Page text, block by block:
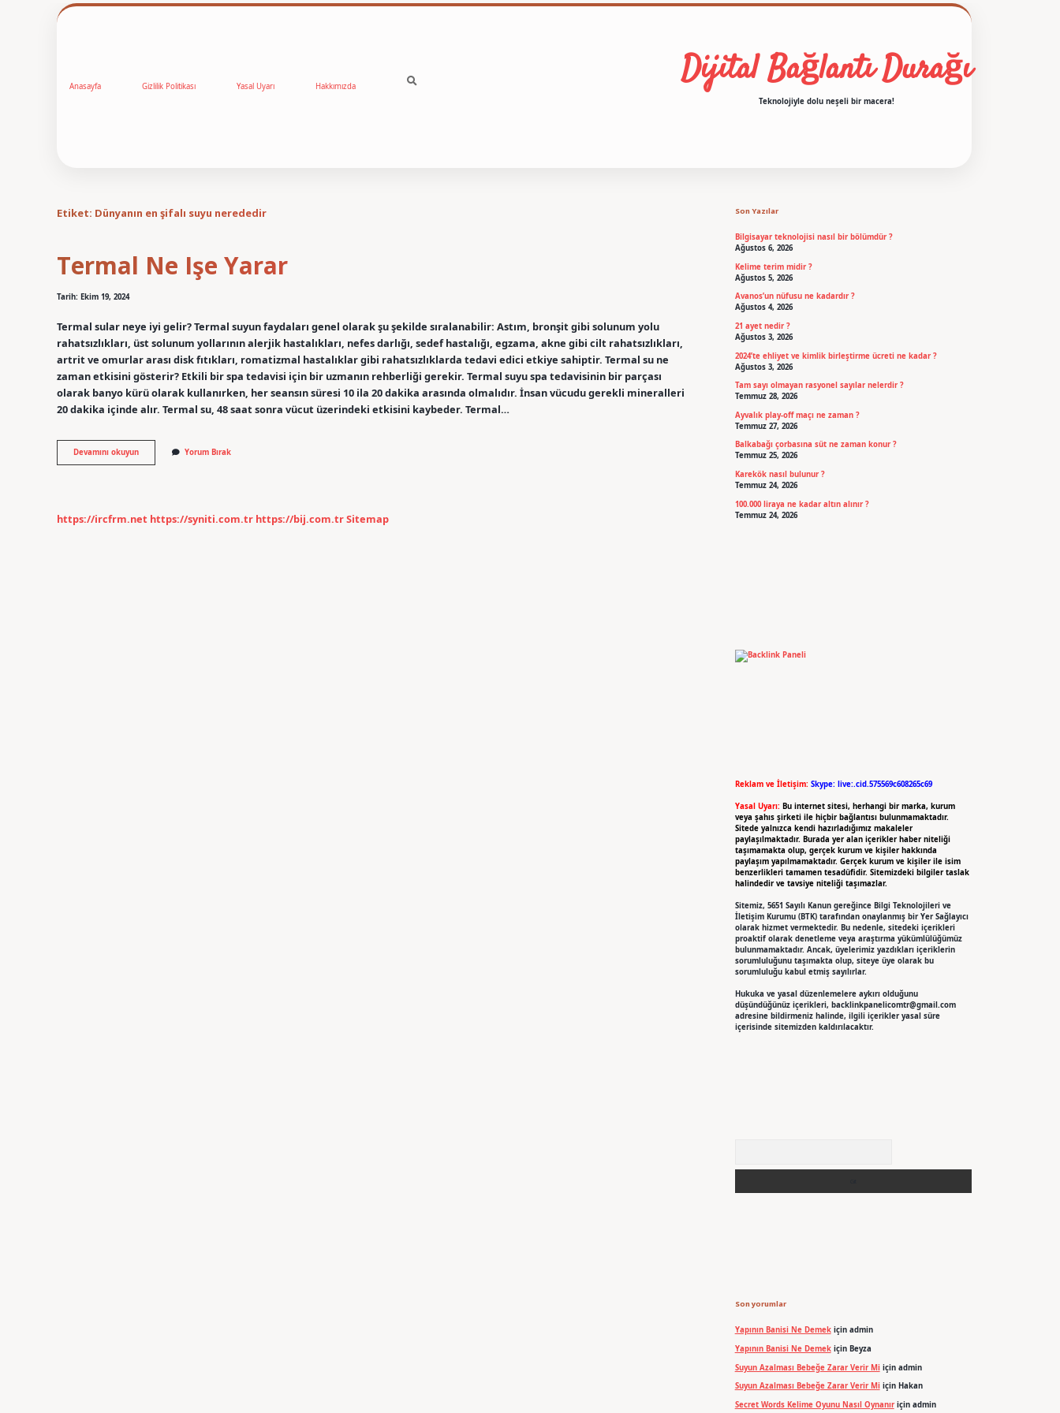
Anasayfa Gizlilik Politikası Yasal Uyarı Hakkımızda Dijital Bağlantı Durağı
Teknolojiyle dolu neşeli bir macera!
Etiket: Dünyanın en şifalı suyu nerededir
Termal Ne Işe Yarar
Tarih: Ekim 19, 2024
Termal sular neye iyi gelir? Termal suyun faydaları genel olarak şu şekilde sıralanabilir: Astım, bronşit gibi solunum yolu
rahatsızlıkları, üst solunum yollarının alerjik hastalıkları, nefes darlığı, sedef hastalığı, egzama, akne gibi cilt rahatsızlıkları,
artrit ve omurlar arası disk fıtıkları, romatizmal hastalıklar gibi rahatsızlıklarda tedavi edici etkiye sahiptir. Termal su ne
zaman etkisini gösterir? Etkili bir spa tedavisi için bir uzmanın rehberliği gerekir. Termal suyu spa tedavisinin bir parçası
olarak banyo kürü olarak kullanırken, her seansın süresi 10 ila 20 dakika arasında olmalıdır. İnsan vücudu gerekli mineralleri
20 dakika içinde alır. Termal su, 48 saat sonra vücut üzerindeki etkisini kaybeder. Termal…
Devamını okuyunTermal
Ne
Yorum Bırak
https://ircfrm.net https://syniti.com.tr https://bij.com.trSitemap
Son Yazılar
Bilgisayar teknolojisi nasıl bir bölümdür ?
Ağustos 6, 2026
Kelime terim midir ?
Ağustos 5, 2026
Avanos’un nüfusu ne kadardır ?
Ağustos 4, 2026
21 ayet nedir ?
Ağustos 3, 2026
2024’te ehliyet ve kimlik birleştirme ücreti ne kadar ?
Ağustos 3, 2026
Tam sayı olmayan rasyonel sayılar nelerdir ?
Temmuz 28, 2026
Ayvalık play-off maçı ne zaman ?
Temmuz 27, 2026
Balkabağı çorbasına süt ne zaman konur ?
Temmuz 25, 2026
Karekök nasıl bulunur ?
Temmuz 24, 2026
100.000 liraya ne kadar altın alınır ?
Temmuz 24, 2026
Reklam ve İletişim: Skype: live:.cid.575569c608265c69
Yasal Uyarı: Bu internet sitesi, herhangi bir marka, kurum
veya şahıs şirketi ile hiçbir bağlantısı bulunmamaktadır.
Sitede yalnızca kendi hazırladığımız makaleler
paylaşılmaktadır. Burada yer alan içerikler haber niteliği
taşımamakta olup, gerçek kurum ve kişiler hakkında
paylaşım yapılmamaktadır. Gerçek kurum ve kişiler ile isim
benzerlikleri tamamen tesadüfidir. Sitemizdeki bilgiler taslak
halindedir ve tavsiye niteliği taşımazlar.
Sitemiz, 5651 Sayılı Kanun gereğince Bilgi Teknolojileri ve
İletişim Kurumu (BTK) tarafından onaylanmış bir Yer Sağlayıcı
olarak hizmet vermektedir. Bu nedenle, sitedeki içerikleri
proaktif olarak denetleme veya araştırma yükümlülüğümüz
bulunmamaktadır. Ancak, üyelerimiz yazdıkları içeriklerin
sorumluluğunu taşımakta olup, siteye üye olarak bu
sorumluluğu kabul etmiş sayılırlar.
Hukuka ve yasal düzenlemelere aykırı olduğunu
düşündüğünüz içerikleri, backlinkpanelicomtr@gmail.com
adresine bildirmeniz halinde, ilgili içerikler yasal süre
içerisinde sitemizden kaldırılacaktır.
Son yorumlar
Yapının Banisi Ne Demekiçin admin
Yapının Banisi Ne Demekiçin Beyza
Suyun Azalması Bebeğe Zarar Verir Miiçin admin
Suyun Azalması Bebeğe Zarar Verir Miiçin Hakan
Secret Words Kelime Oyunu Nasıl Oynanıriçin admin